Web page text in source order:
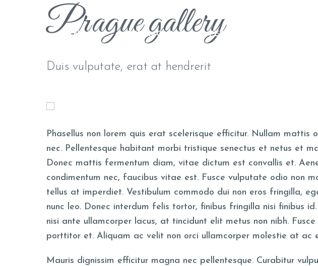
HOME CEREMONIES FEES
Prague gallery
Duis vulputate, erat at hendrerit
Phasellus non lorem quis erat scelerisque efficitur. Nullam mattis
nec. Pellentesque habitant morbi tristique senectus et netus et
Donec mattis fermentum diam, vitae dictum est convallis et.
condimentum nec, faucibus vitae est. Fusce vulputate odio non
tellus at imperdiet. Vestibulum commodo dui non eros fringilla,
nunc leo. Donec interdum felis tortor, finibus fringilla nisi finibus
nisi ante ullamcorper lacus, at tincidunt elit metus non nibh.
porttitor et. Aliquam ac velit non orci ullamcorper molestie at ac
Mauris dignissim efficitur magna nec pellentesque. Curabitur
Duis vulputate, erat at